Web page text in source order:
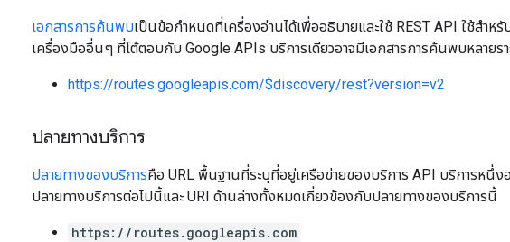
เอกสารการค้นพบเป็นข้อกำหนดที่เครื่องอ่านได้เพื่ออธิบายและใช้ REST API ใช้สำห
เครื่องมืออื่นๆ ที่โต้ตอบกับ Google APIs บริการเดียวอาจมีเอกสารการค้นพบหลาย
https://routes.googleapis.com/$discovery/rest?version=v2
ปลายทางบริการ
ปลายทางของบริการคือ URL พื้นฐานที่ระบุที่อยู่เครือข่ายของบริการ API บริการหนึ่ง
ปลายทางบริการต่อไปนี้และ URI ด้านล่างทั้งหมดเกี่ยวข้องกับปลายทางของบริการนี้
https://routes.googleapis.com